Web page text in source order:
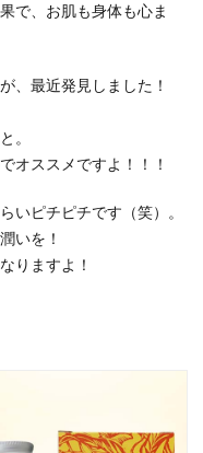
で、お肌も身体も心ま
、最近発見しました！
。
オススメですよ！！！
いピチピチです（笑）。
いを！
りますよ！